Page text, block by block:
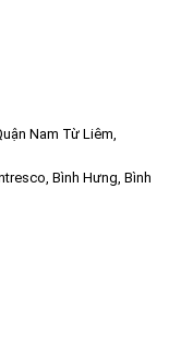
Nam Từ Liêm,
Bình Hưng, Bình